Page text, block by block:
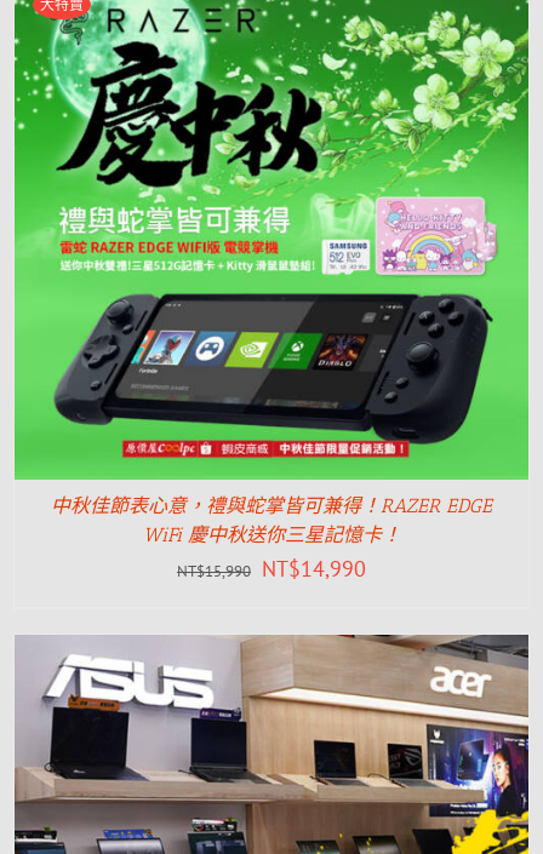
大特賣
中秋佳節表心意，禮與蛇掌皆可兼得！RAZER EDGE
WiFi 慶中秋送你三星記憶卡！
NT$15,990 NT$14,990